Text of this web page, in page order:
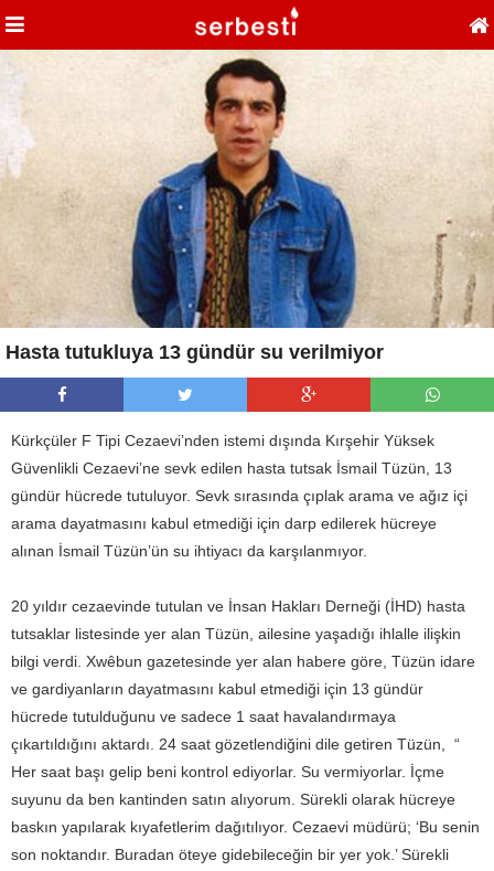
Hasta tutukluya 13 gündür su verilmiyor
Kürkçüler F Tipi Cezaevi’nden istemi dışında Kırşehir Yüksek
Güvenlikli Cezaevi’ne sevk edilen hasta tutsak İsmail Tüzün, 13
gündür hücrede tutuluyor. Sevk sırasında çıplak arama ve ağız içi
arama dayatmasını kabul etmediği için darp edilerek hücreye
alınan İsmail Tüzün’ün su ihtiyacı da karşılanmıyor.
20 yıldır cezaevinde tutulan ve İnsan Hakları Derneği (İHD) hasta
tutsaklar listesinde yer alan Tüzün, ailesine yaşadığı ihlalle ilişkin
bilgi verdi. Xwêbun gazetesinde yer alan habere göre, Tüzün idare
ve gardiyanların dayatmasını kabul etmediği için 13 gündür
hücrede tutulduğunu ve sadece 1 saat havalandırmaya
çıkartıldığını aktardı. 24 saat gözetlendiğini dile getiren Tüzün, “
Her saat başı gelip beni kontrol ediyorlar. Su vermiyorlar. İçme
suyunu da ben kantinden satın alıyorum. Sürekli olarak hücreye
baskın yapılarak kıyafetlerim dağıtılıyor. Cezaevi müdürü; ‘Bu senin
son noktandır. Buradan öteye gidebileceğin bir yer yok.’ Sürekli